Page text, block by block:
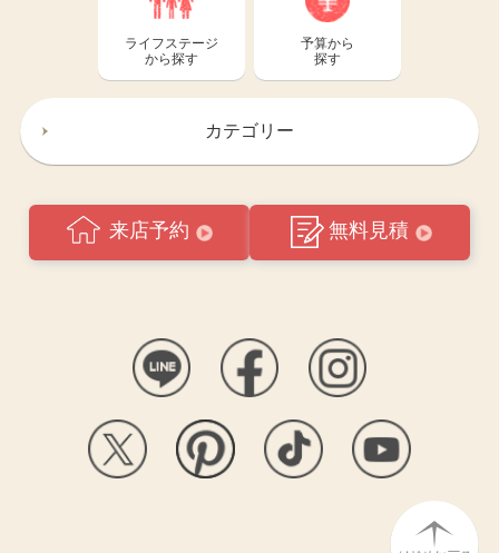
ライフステージ
から探す
予算から
探す
カテゴリー
来店予約 無料見積